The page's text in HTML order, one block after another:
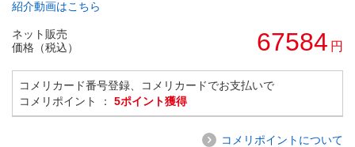
紹介動画はこちら
ネット販売
価格（税込）
67584 円
コメリカード番号登録、コメリカードでお支払いで
コメリポイント ： 5ポイント獲得
コメリポイントについて